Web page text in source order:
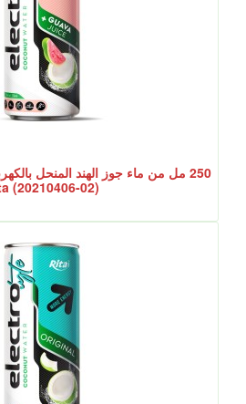
250 مل من ماء جوز الهند المنحل
(20210406-02)